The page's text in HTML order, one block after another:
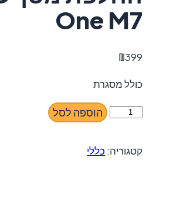
One M7
₪399
כולל מסגרת
כמות
הוספה לסל
קטגוריה: כללי